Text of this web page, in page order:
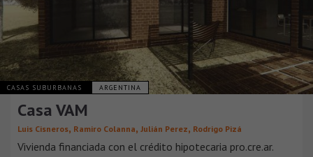
CASAS SUBURBANAS ARGENTINA
Casa VAM
Luis Cisneros, Ramiro Colanna, Julián Perez, Rodrigo Pizá
Vivienda financiada con el crédito hipotecaria pro.cre.ar.